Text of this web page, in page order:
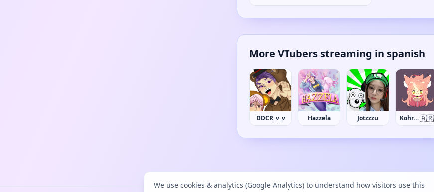
More VTubers streaming in spanish
DDCR_v_v Hazzela Jotzzzu Kohrean🇦🇷
We use cookies & analytics (Google Analytics) to understand how visitors use this